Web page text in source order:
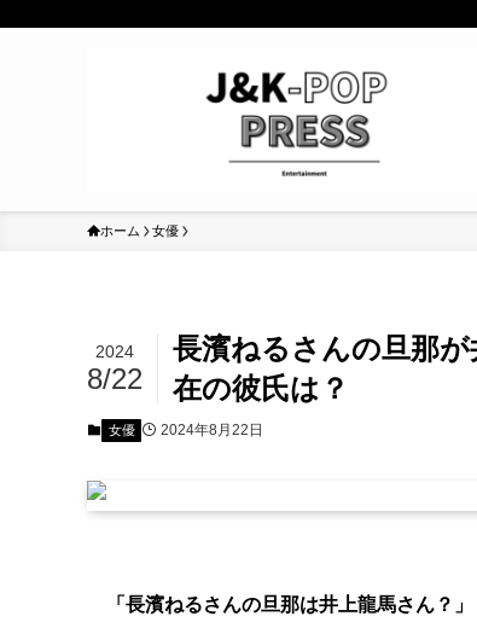
ホーム 女優
長濱ねるさんの旦那
在の彼氏は？
2024
8/22
女優 2024年8月22日
「長濱ねるさんの旦那は井上龍馬さん？」